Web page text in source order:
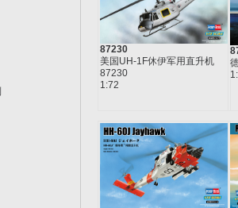
87230
美国UH-1F休伊军用直升机
87230
1:72